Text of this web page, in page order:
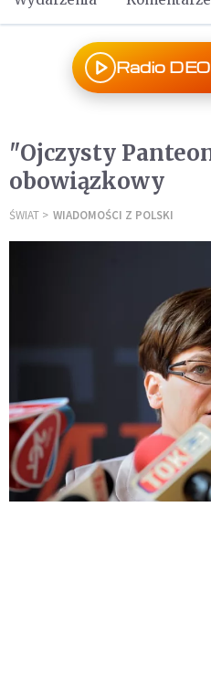
Radio
"Ojczysty
obowiązkowy
ŚWIAT WIADOMOŚCI Z POLSKI